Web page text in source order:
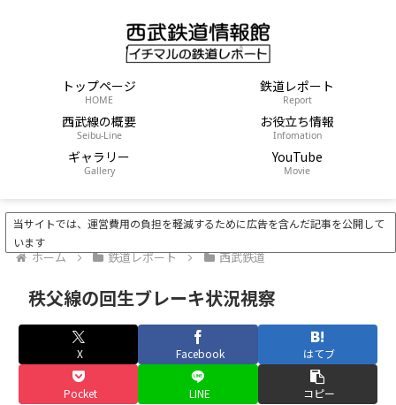
トップページ
HOME
鉄道レポート
Report
西武線の概要
Seibu-Line
お役立ち情報
Infomation
ギャラリー
Gallery
YouTube
Movie
当サイトでは、運営費用の負担を軽減するために広告を含んだ記事を公開して
います
ホーム 鉄道レポート 西武鉄道
秩父線の回生ブレーキ状況視察
X Facebook はてブ
Pocket LINE コピー